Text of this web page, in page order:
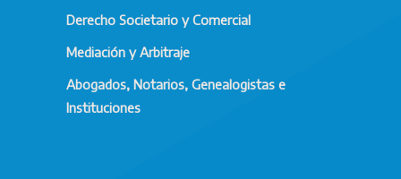
Derecho Societario y Comercial
Mediación y Arbitraje
Abogados, Notarios, Genealogistas e
Instituciones